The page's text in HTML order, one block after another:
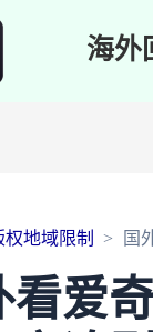
海外
权地域限制 国
看爱